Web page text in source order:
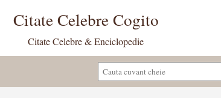
Citate Celebre Cogito
Citate Celebre & Enciclopedie